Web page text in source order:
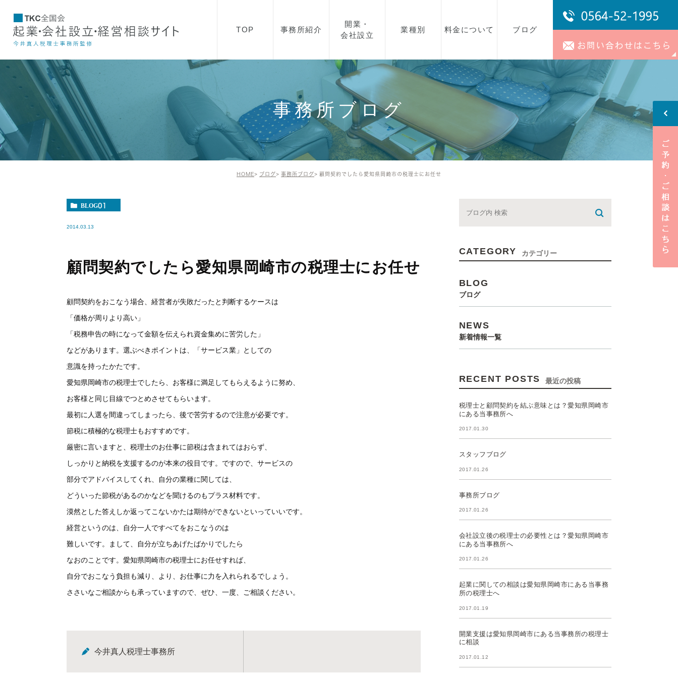
TOP 事務所紹介
所長紹介
アクセス
開業・
会社設立
開業・起業・会社設立を
お考えの方へ
会社設立の流れ
顧問契約について
助成金について
業種別
飲食業
美容・エステ
製造業
IT事業
建築業
不動産
料金について ブログ
事務所ブログ
スタッフブログ
事務所ブログ
HOME ブログ 事務所ブログ 顧問契約でしたら愛知県岡崎市の税理士にお任せ
BLOG01
2014.03.13
顧問契約でしたら愛知県岡崎市の税理士にお任せ
顧問契約をおこなう場合、経営者が失敗だったと判断するケースは
「価格が周りより高い」
「税務申告の時になって金額を伝えられ資金集めに苦労した」
などがあります。選ぶべきポイントは、「サービス業」としての
意識を持ったかたです。
愛知県岡崎市の税理士でしたら、お客様に満足してもらえるように努め、
お客様と同じ目線でつとめさせてもらいます。
最初に人選を間違ってしまったら、後で苦労するので注意が必要です。
節税に積極的な税理士もおすすめです。
厳密に言いますと、税理士のお仕事に節税は含まれてはおらず、
しっかりと納税を支援するのが本来の役目です。ですので、サービスの
部分でアドバイスしてくれ、自分の業種に関しては、
どういった節税があるのかなどを聞けるのもプラス材料です。
漠然とした答えしか返ってこないかたは期待ができないといっていいです。
経営というのは、自分一人ですべてをおこなうのは
難しいです。まして、自分が立ちあげたばかりでしたら
なおのことです。愛知県岡崎市の税理士にお任せすれば、
自分でおこなう負担も減り、より、お仕事に力を入れられるでしょう。
ささいなご相談からも承っていますので、ぜひ、一度、ご相談ください。
今井真人税理士事務所
CATEGORY カテゴリー
BLOG
ブログ
NEWS
新着情報一覧
RECENT POSTS 最近の投稿
税理士と顧問契約を結ぶ意味とは？愛知県岡崎市
にある当事務所へ
2017.01.30
スタッフブログ
2017.01.26
事務所ブログ
2017.01.26
会社設立後の税理士の必要性とは？愛知県岡崎市
にある当事務所へ
2017.01.26
起業に関しての相談は愛知県岡崎市にある当事務
所の税理士へ
2017.01.19
開業支援は愛知県岡崎市にある当事務所の税理士
に相談
2017.01.12